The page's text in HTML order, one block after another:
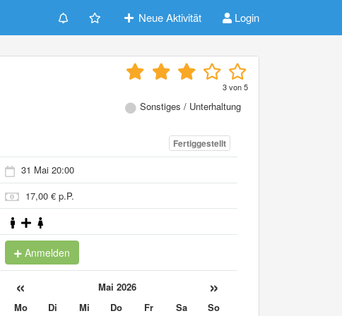
Neue Aktivität Login
3von5
Sonstiges / Unterhaltung
Fertiggestellt
31 Mai 20:00
17,00 € p.P.
Anmelden
« Mai 2026 »
Mo Di Mi Do Fr Sa
So